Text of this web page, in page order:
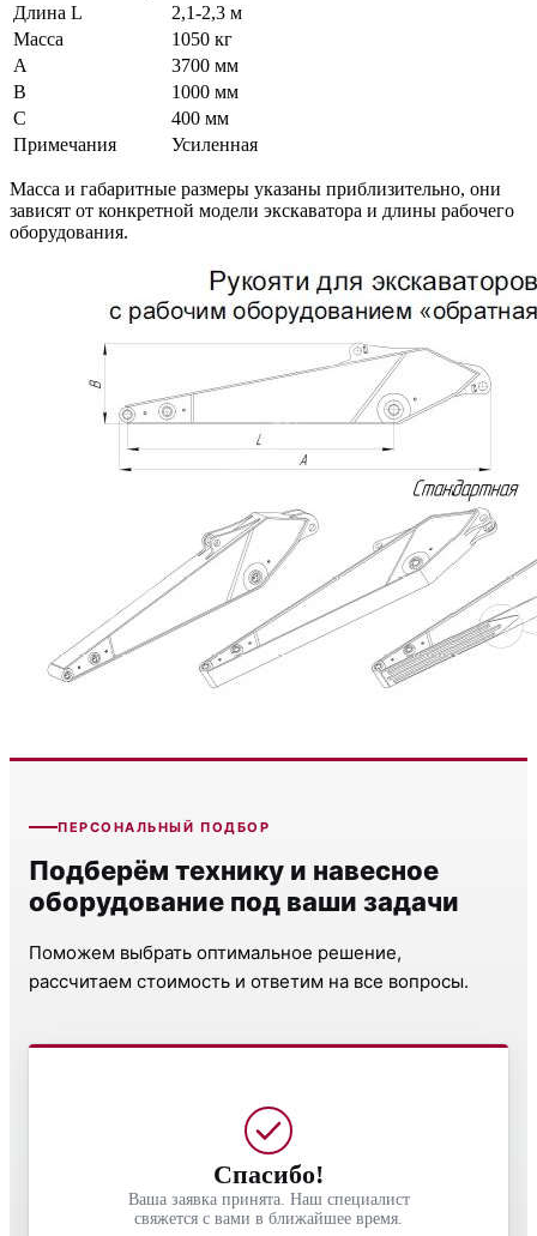
Длина L
2,1-2,3 м
Масса
1050 кг
A
3700 мм
B
1000 мм
C
400 мм
Примечания
Усиленная
Масса и габаритные размеры указаны приблизительно, они
зависят от конкретной модели экскаватора и длины рабочего
оборудования.
ПЕРСОНАЛЬНЫЙ ПОДБОР
Подберём технику и навесное
оборудование под ваши задачи
Поможем выбрать оптимальное решение,
рассчитаем стоимость и ответим на все вопросы.
Спасибо!
Ваша заявка принята. Наш специалист
свяжется с вами в ближайшее время.